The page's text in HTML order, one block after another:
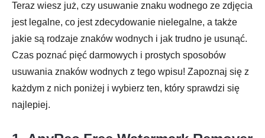
Teraz wiesz już, czy usuwanie znaku wodnego ze zdjęcia
jest legalne, co jest zdecydowanie nielegalne, a także
jakie są rodzaje znaków wodnych i jak trudno je usunąć.
Czas poznać pięć darmowych i prostych sposobów
usuwania znaków wodnych z tego wpisu! Zapoznaj się z
każdym z nich poniżej i wybierz ten, który sprawdzi się
najlepiej.